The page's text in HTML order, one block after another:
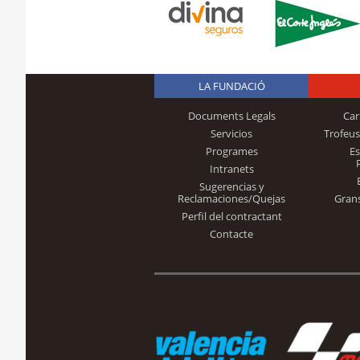
LA FUNDACIÓ
Documents Legals
Servicios
Programes
Intranets
Sugerencias y
Reclamaciones/Quejas
Perfil del contractant
Contacte